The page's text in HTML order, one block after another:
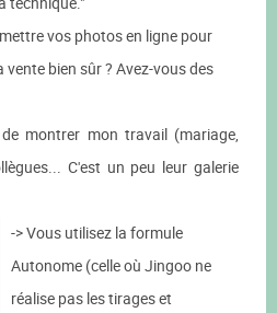
vos photos en ligne pour
vente bien sûr ? Avez-vous des
montrer mon travail (mariage,
C'est un peu leur galerie
-> Vous utilisez la formule
Autonome (celle où Jingoo ne
réalise pas les tirages et